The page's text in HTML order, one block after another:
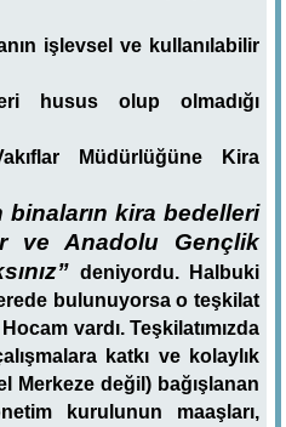
işlevsel ve kullanılabilir
husus olup olmadığı
Müdürlüğüne Kira
binaların kira bedelleri
ve Anadolu Gençlik
deniyordu. Halbuki
bulunuyorsa o teşkilat
vardı. Teşkilatımızda
katkı ve kolaylık
Merkeze değil) bağışlanan
kurulunun maaşları,